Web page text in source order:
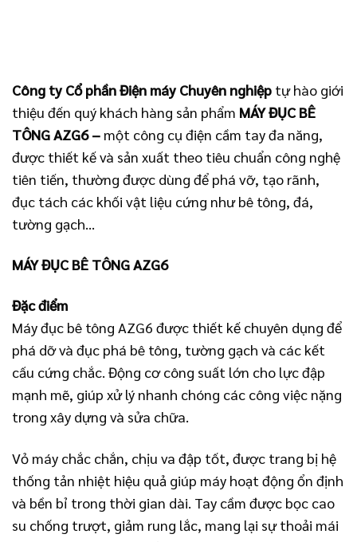
Công ty Cổ phần Điện máy Chuyên nghiệp tự hào giới
thiệu đến quý khách hàng sản phẩm MÁY ĐỤC BÊ
TÔNG AZG6– một công cụ điện cầm tay đa năng,
được thiết kế và sản xuất theo tiêu chuẩn công nghệ
tiên tiến, thường được dùng để phá vỡ, tạo rãnh,
đục tách các khối vật liệu cứng như bê tông, đá,
tường gạch…
MÁY ĐỤC BÊ TÔNG AZG6
Đặc điểm
Máy đục bê tông AZG6 được thiết kế chuyên dụng để
phá dỡ và đục phá bê tông, tường gạch và các kết
cấu cứng chắc. Động cơ công suất lớn cho lực đập
mạnh mẽ, giúp xử lý nhanh chóng các công việc nặng
trong xây dựng và sửa chữa.
Vỏ máy chắc chắn, chịu va đập tốt, được trang bị hệ
thống tản nhiệt hiệu quả giúp máy hoạt động ổn định
và bền bỉ trong thời gian dài. Tay cầm được bọc cao
su chống trượt, giảm rung lắc, mang lại sự thoải mái